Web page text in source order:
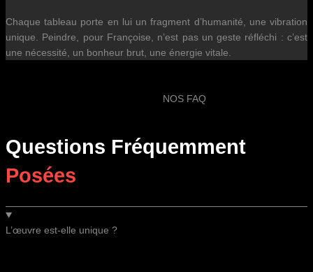
Chaque tableau porte en lui un fragment d’humanité, une vibration
unique. Peindre, pour Françoise, n’est pas un geste réfléchi : c’est
une nécessité, un bonheur brut, une énergie vitale.
NOS FAQ
Questions Fréquemment
Posées
L’œuvre est-elle unique ?